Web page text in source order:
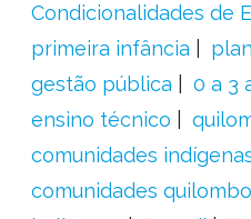
Condicionalidades de
primeira infância
gestão pública
0 a 3
ensino técnico
comunidades
comunidades